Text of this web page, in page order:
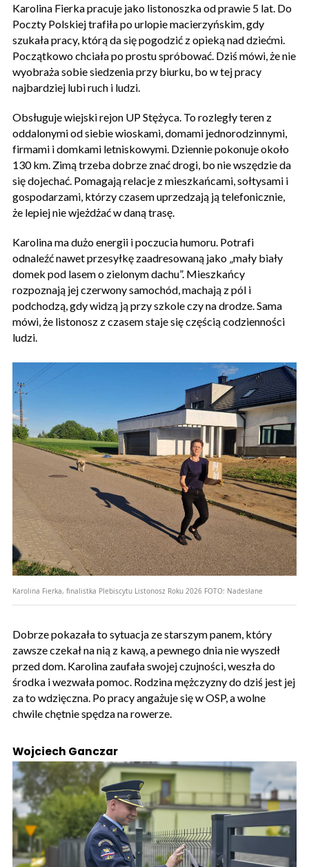
Karolina Fierka pracuje jako listonoszka od prawie 5 lat. Do
Poczty Polskiej trafiła po urlopie macierzyńskim, gdy
szukała pracy, którą da się pogodzić z opieką nad dziećmi.
Początkowo chciała po prostu spróbować. Dziś mówi, że nie
wyobraża sobie siedzenia przy biurku, bo w tej pracy
najbardziej lubi ruch i ludzi.
Obsługuje wiejski rejon UP Stężyca. To rozległy teren z
oddalonymi od siebie wioskami, domami jednorodzinnymi,
firmami i domkami letniskowymi. Dziennie pokonuje około
130 km. Zimą trzeba dobrze znać drogi, bo nie wszędzie da
się dojechać. Pomagają relacje z mieszkańcami, sołtysami i
gospodarzami, którzy czasem uprzedzają ją telefonicznie,
że lepiej nie wjeżdżać w daną trasę.
Karolina ma dużo energii i poczucia humoru. Potrafi
odnaleźć nawet przesyłkę zaadresowaną jako „mały biały
domek pod lasem o zielonym dachu”. Mieszkańcy
rozpoznają jej czerwony samochód, machają z pól i
podchodzą, gdy widzą ją przy szkole czy na drodze. Sama
mówi, że listonosz z czasem staje się częścią codzienności
ludzi.
Karolina Fierka, finalistka Plebiscytu Listonosz Roku 2026 FOTO: Nadesłane
Dobrze pokazała to sytuacja ze starszym panem, który
zawsze czekał na nią z kawą, a pewnego dnia nie wyszedł
przed dom. Karolina zaufała swojej czujności, weszła do
środka i wezwała pomoc. Rodzina mężczyzny do dziś jest jej
za to wdzięczna. Po pracy angażuje się w OSP, a wolne
chwile chętnie spędza na rowerze.
Wojciech Ganczar